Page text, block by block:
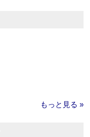
もっと見る »